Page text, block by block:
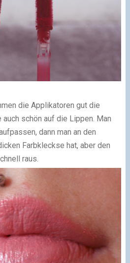
die Applikatoren gut die
schön auf die Lippen. Man
dann man an den
Farbkleckse hat, aber den
raus.